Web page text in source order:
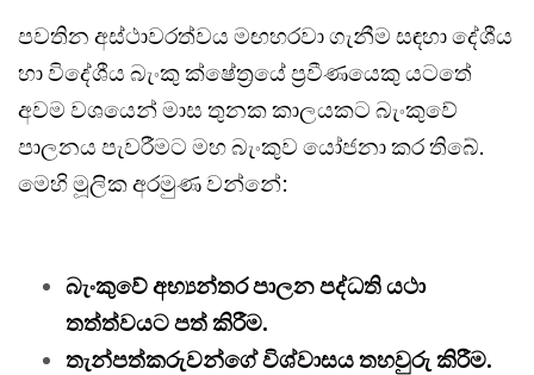
පවතින අස්ථාවරත්වය මඟහරවා ගැනීම සඳහා දේශීය
හා විදේශීය බැංකු ක්ෂේත්‍රයේ ප්‍රවීණයෙකු යටතේ
අවම වශයෙන් මාස තුනක කාලයකට බැංකුවේ
පාලනය පැවරීමට මහ බැංකුව යෝජනා කර තිබේ.
මෙහි මූලික අරමුණ වන්නේ:
බැංකුවේ අභ්‍යන්තර පාලන පද්ධති යථා
තත්ත්වයට පත් කිරීම.
තැන්පත්කරුවන්ගේ විශ්වාසය තහවුරු කිරීම.